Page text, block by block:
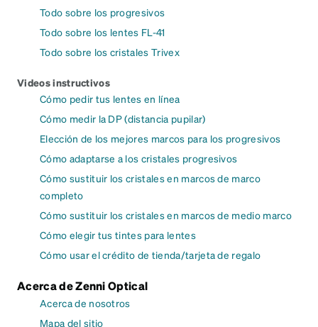
Todo sobre los progresivos
Todo sobre los lentes FL-41
Todo sobre los cristales Trivex
Videos instructivos
Cómo pedir tus lentes en línea
Cómo medir la DP (distancia pupilar)
Elección de los mejores marcos para los progresivos
Cómo adaptarse a los cristales progresivos
Cómo sustituir los cristales en marcos de marco
completo
Cómo sustituir los cristales en marcos de medio marco
Cómo elegir tus tintes para lentes
Cómo usar el crédito de tienda/tarjeta de regalo
Acerca de Zenni Optical
Acerca de nosotros
Mapa del sitio